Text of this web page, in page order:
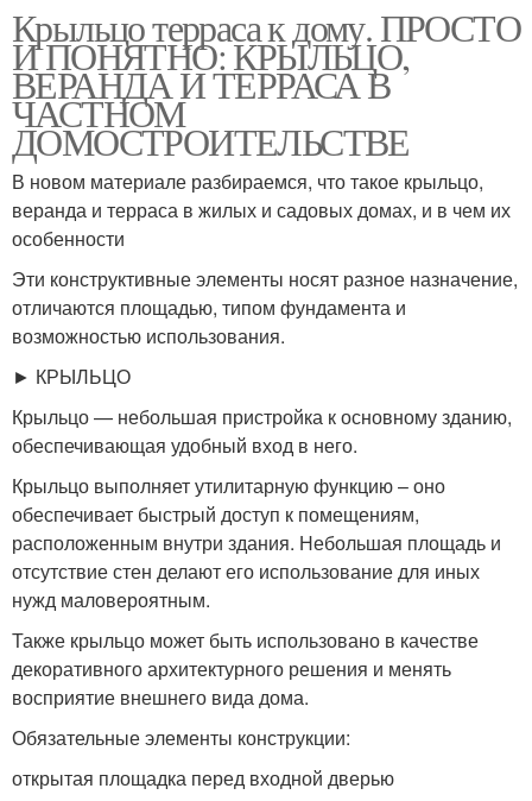
Вход в дом Веранда к дому
Крыльцо с верандой
Веранды в каркасном
доме
Крыльцо с террасой Крыльцо из металла
Деревянное крыльцо Крыльцо с навесом
Крыльцо терраса к дому. ПРОСТО
И ПОНЯТНО: КРЫЛЬЦО,
ВЕРАНДА И ТЕРРАСА В
ЧАСТНОМ
ДОМОСТРОИТЕЛЬСТВЕ
В новом материале разбираемся, что такое крыльцо,
веранда и терраса в жилых и садовых домах, и в чем их
особенности
Эти конструктивные элементы носят разное назначение,
отличаются площадью, типом фундамента и
возможностью использования.
► КРЫЛЬЦО
Крыльцо — небольшая пристройка к основному зданию,
обеспечивающая удобный вход в него.
Крыльцо выполняет утилитарную функцию – оно
обеспечивает быстрый доступ к помещениям,
расположенным внутри здания. Небольшая площадь и
отсутствие стен делают его использование для иных
нужд маловероятным.
Также крыльцо может быть использовано в качестве
декоративного архитектурного решения и менять
восприятие внешнего вида дома.
Обязательные элементы конструкции:
открытая площадка перед входной дверью